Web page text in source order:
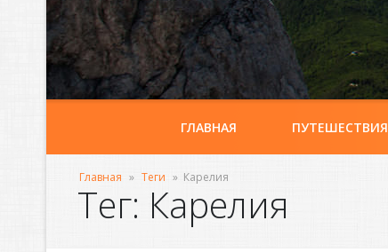
ГЛАВНАЯ ПУТЕШЕСТВИЯ
Главная » Теги » Карелия
Тег: Карелия